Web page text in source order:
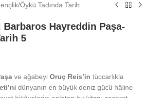
/Öykü Tadında Tarih
Hayreddin Paşa-
5
ve ağabeyi Oruç Reis’in tüccarlıkla
dünyanın en büyük deniz gücü hâline